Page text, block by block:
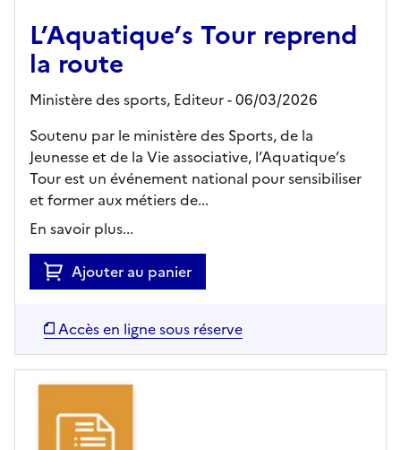
L’Aquatique’s Tour reprend
la route
Ministère des sports, Editeur- 06/03/2026
Soutenu par le ministère des Sports, de la
Jeunesse et de la Vie associative, l’Aquatique’s
Tour est un événement national pour sensibiliser
et former aux métiers de...
En savoir plus...
Ajouter au panier
Accès en ligne sous réserve